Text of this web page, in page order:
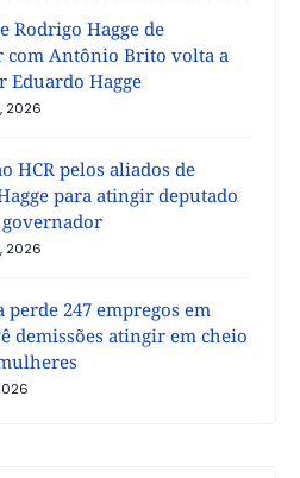
Rodrigo Hagge de
com Antônio Brito volta a
Eduardo Hagge
2026
HCR pelos aliados de
para atingir deputado
2026
perde 247 empregos em
demissões atingir em cheio